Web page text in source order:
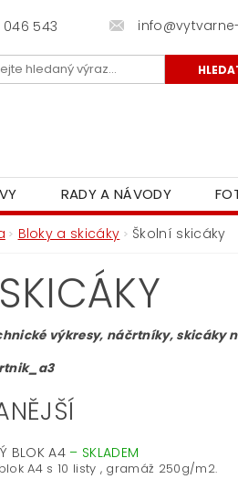
046 543
RADY A NÁVODY
Bloky a skicáky Školní skicáky
výkresy, náčrtníky, skicáky
BLOK A4 – SKLADEM
A4 s 10 listy , gramáž 250g/m2.